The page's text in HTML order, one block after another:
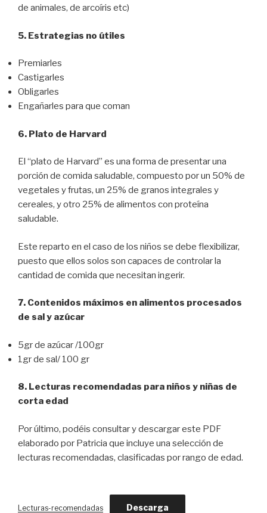
de animales, de arcoíris etc)
5. Estrategias no útiles
Premiarles
Castigarles
Obligarles
Engañarles para que coman
6. Plato de Harvard
El “plato de Harvard” es una forma de presentar una
porción de comida saludable, compuesto por un 50% de
vegetales y frutas, un 25% de granos integrales y
cereales, y otro 25% de alimentos con proteína
saludable.
Este reparto en el caso de los niños se debe flexibilizar,
puesto que ellos solos son capaces de controlar la
cantidad de comida que necesitan ingerir.
7. Contenidos máximos en alimentos procesados
de sal y azúcar
5gr de azúcar /100gr
1gr de sal/ 100 gr
8. Lecturas recomendadas para niños y niñas de
corta edad
Por último, podéis consultar y descargar este PDF
elaborado por Patricia que incluye una selección de
lecturas recomendadas, clasificadas por rango de edad.
Lecturas-recomendadas Descarga